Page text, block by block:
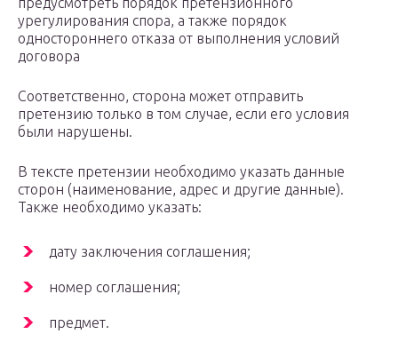
урегулирования спора, а также порядок
одностороннего отказа от выполнения условий
договора
Соответственно, сторона может отправить
претензию только в том случае, если его условия
были нарушены.
В тексте претензии необходимо указать данные
сторон (наименование, адрес и другие данные).
Также необходимо указать:
дату заключения соглашения;
номер соглашения;
предмет.